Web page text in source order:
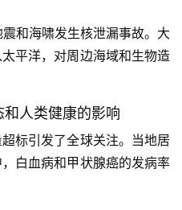
和海啸发生核泄漏事故。大
平洋，对周边海域和生物造
人类健康的影响
标引发了全球关注。当地居
白血病和甲状腺癌的发病率